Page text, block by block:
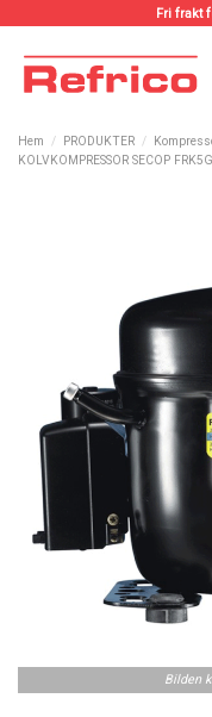
Fri frakt
Hem PRODUKTER
KOLVKOMPRESSOR SECOP
Bilden